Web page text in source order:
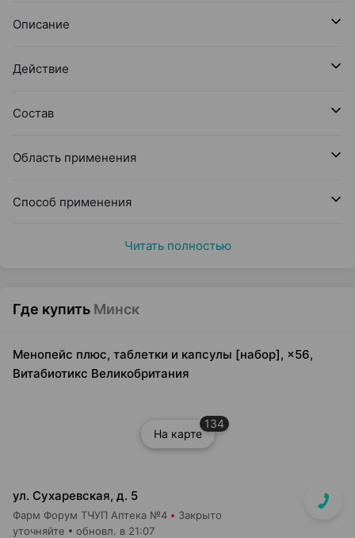
Описание
Действие
Состав
Область применения
Способ применения
Читать полностью
Где купить Минск
Менопейс плюс, таблетки и капсулы [набор], ×56,
Витабиотикс Великобритания
На карте
134
ул. Сухаревская, д. 5
Фарм Форум ТЧУП Аптека №4 Закрыто
уточняйте обновл. в 21:07